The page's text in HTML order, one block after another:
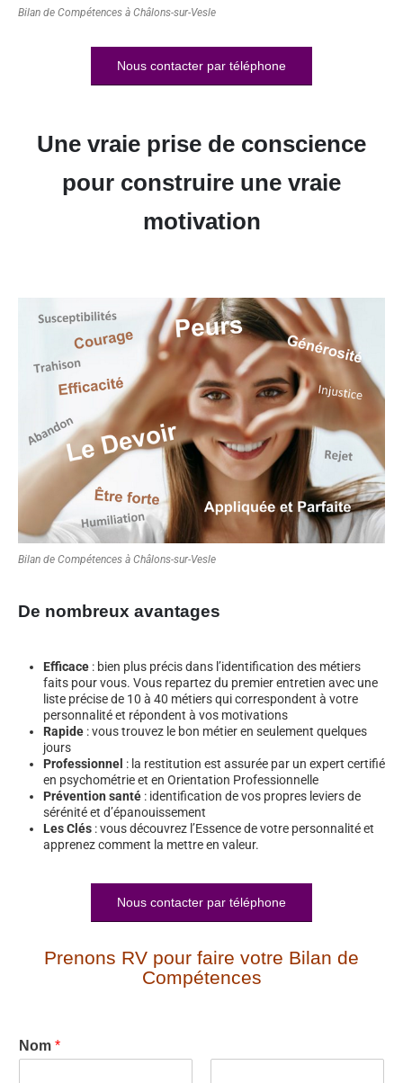
Bilan de Compétences à Châlons-sur-Vesle
Nous contacter par téléphone
Une vraie prise de conscience
pour construire une vraie
motivation
Bilan de Compétences à Châlons-sur-Vesle
De nombreux avantages
Efficace : bien plus précis dans l’identification des métiers
faits pour vous. Vous repartez du premier entretien avec une
liste précise de 10 à 40 métiers qui correspondent à votre
personnalité et répondent à vos motivations
Rapide : vous trouvez le bon métier en seulement quelques
jours
Professionnel : la restitution est assurée par un expert certifié
en psychométrie et en Orientation Professionnelle
Prévention santé : identification de vos propres leviers de
sérénité et d’épanouissement
Les Clés : vous découvrez l’Essence de votre personnalité et
apprenez comment la mettre en valeur.
Nous contacter par téléphone
Prenons RV pour faire votre Bilan de
Compétences
Nom *